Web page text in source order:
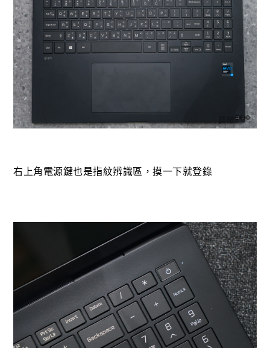
右上角電源鍵也是指紋辨識區，摸一下就登錄